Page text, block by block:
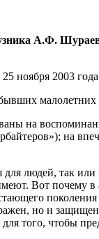
А.Ф.
ноября 2003
на
на
для людей, так
Вот почему
но и
того, чтобы